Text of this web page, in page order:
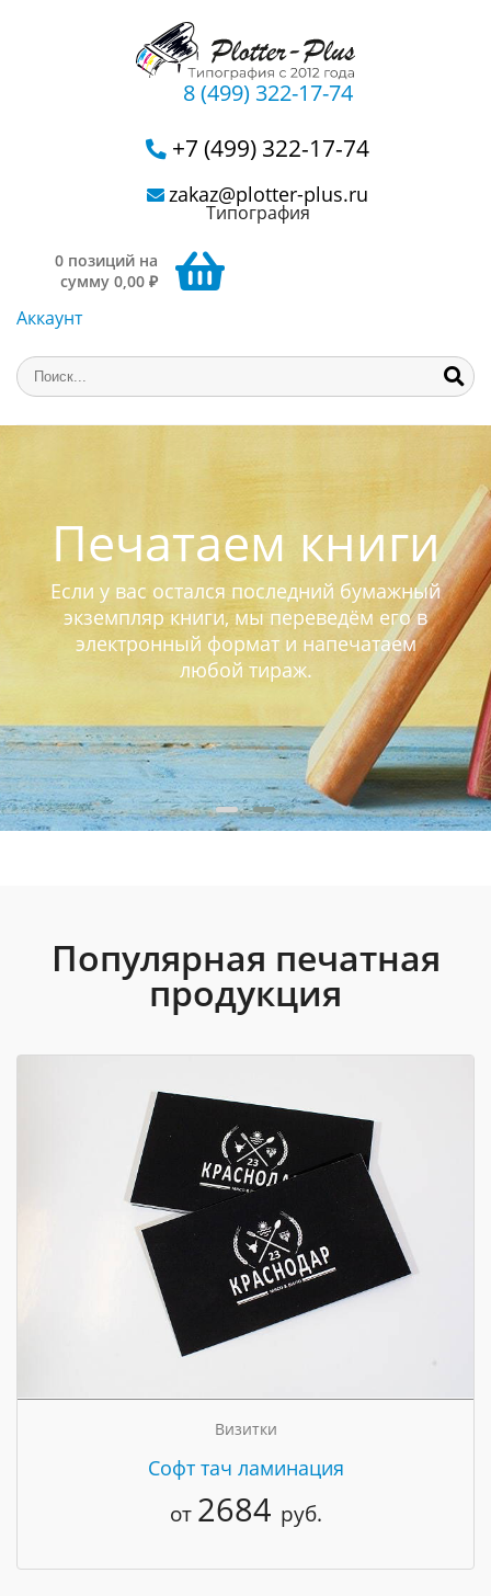
8 (499) 322-17-74
+7 (499) 322-17-74
zakaz@plotter-plus.ru
Типография
0 позиций на
сумму 0,00 ₽
Аккаунт
Печатаем книги
Если у вас остался последний бумажный
экземпляр книги, мы переведём его в
электронный формат и напечатаем
любой тираж.
Популярная печатная
продукция
Визитки
Cофт тач ламинация
от 2684 руб.